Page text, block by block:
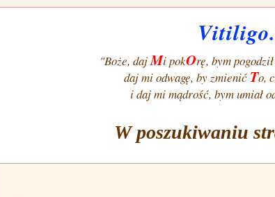
"Boże, dajMi pokOrę, bym
daj mi odwagę, by zmienić To,
i daj mi mądrość, bym umiał
W poszukiwaniu